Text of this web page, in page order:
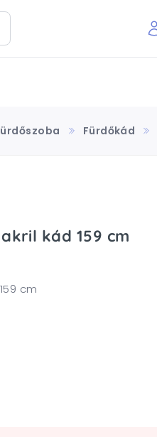
Fürdőkád
kád 159 cm
cm